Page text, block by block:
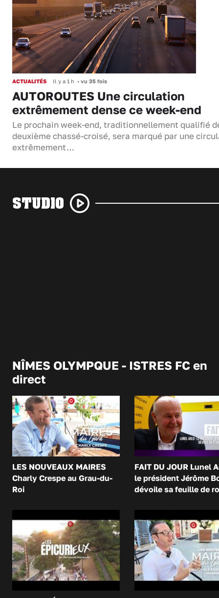
ACTUALITÉS Il y a 1 h • vu 35 fois
AUTOROUTES Une circulation
extrêmement dense ce week-end
Le prochain week-end, traditionnellement qualifié
deuxième chassé-croisé, sera marqué par une
extrêmement…
STUDIO
NÎMES OLYMPQUE - ISTRES FC en
direct
LES NOUVEAUX MAIRES
Charly Crespe au Grau-du-
Roi
FAIT DU JOUR Lunel
le président Jérôme
dévoile sa feuille de